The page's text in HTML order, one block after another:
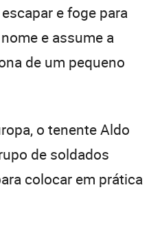
e foge para
e assume a
de um pequeno
o tenente Aldo
de soldados
colocar em prática